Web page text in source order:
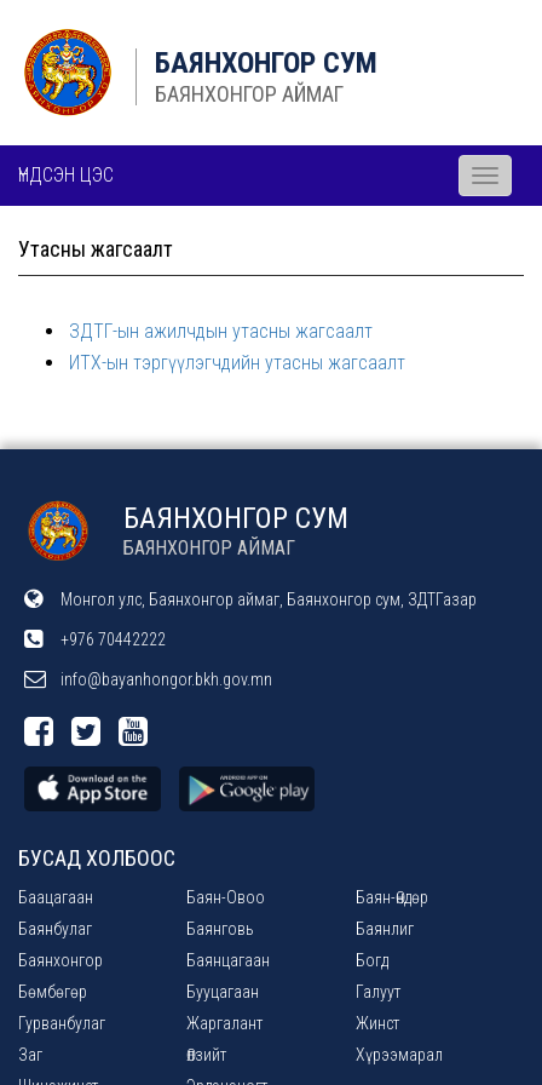
БАЯНХОНГОР СУМ
БАЯНХОНГОР АЙМАГ
ҮНДСЭН ЦЭС
Toggle
Утасны жагсаалт
ЗДТГ-ын ажилчдын утасны жагсаалт
ИТХ-ын тэргүүлэгчдийн утасны жагсаалт
БАЯНХОНГОР СУМ
БАЯНХОНГОР АЙМАГ
Монгол улс, Баянхонгор аймаг, Баянхонгор сум, ЗДТГазар
+976 70442222
info@bayanhongor.bkh.gov.mn
БУСАД ХОЛБООС
Баацагаан Баян-Овоо
Баян-Өндөр
Баянбулаг
Баянговь
Баянлиг
Баянхонгор
Баянцагаан
Богд
Бөмбөгөр
Бууцагаан
Галуут
Гурванбулаг
Жаргалант
Жинст
Заг
Өлзийт
Хүрээмарал